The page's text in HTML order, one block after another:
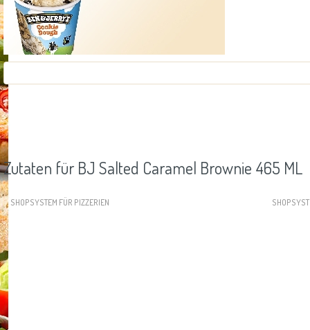
Zutaten für BJ Salted Caramel Brownie 465 ML
SHOPSYSTEM FÜR PIZZERIEN